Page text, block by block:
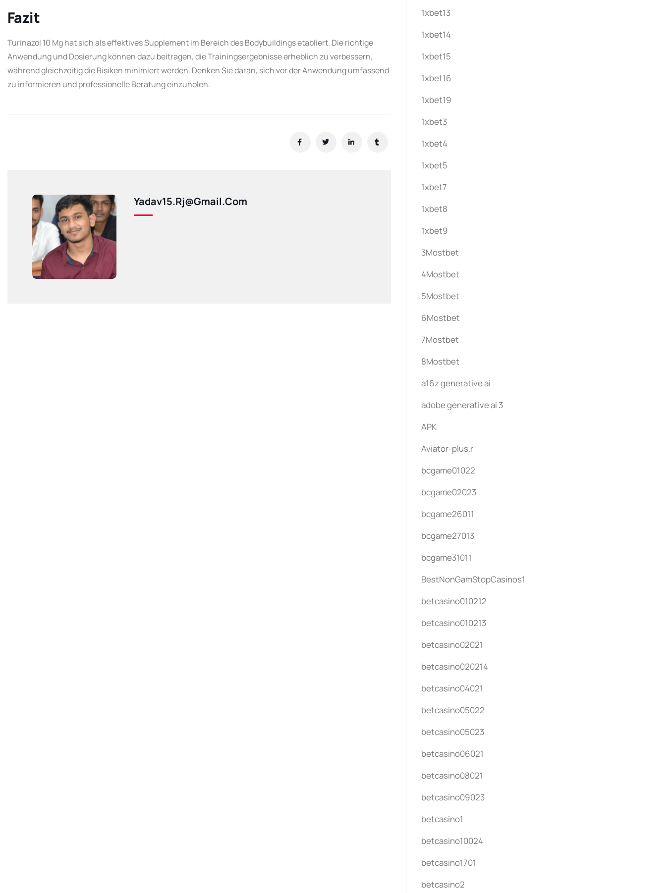
Fazit
Turinazol 10 Mg hat sich als effektives Supplement im Bereich des Bodybuildings etabliert. Die richtige
Anwendung und Dosierung können dazu beitragen, die Trainingsergebnisse erheblich zu verbessern,
während gleichzeitig die Risiken minimiert werden. Denken Sie daran, sich vor der Anwendung umfassend
zu informieren und professionelle Beratung einzuholen.
Yadav15.rj@gmail.com
1xbet13
1xbet14
1xbet15
1xbet16
1xbet19
1xbet3
1xbet4
1xbet5
1xbet7
1xbet8
1xbet9
3Mostbet
4Mostbet
5Mostbet
6Mostbet
7Mostbet
8Mostbet
a16z generative ai
adobe generative ai 3
APK
Aviator-plus.r
bcgame01022
bcgame02023
bcgame26011
bcgame27013
bcgame31011
BestNonGamStopCasinos1
betcasino010212
betcasino010213
betcasino02021
betcasino020214
betcasino04021
betcasino05022
betcasino05023
betcasino06021
betcasino08021
betcasino09023
betcasino1
betcasino10024
betcasino1701
betcasino2